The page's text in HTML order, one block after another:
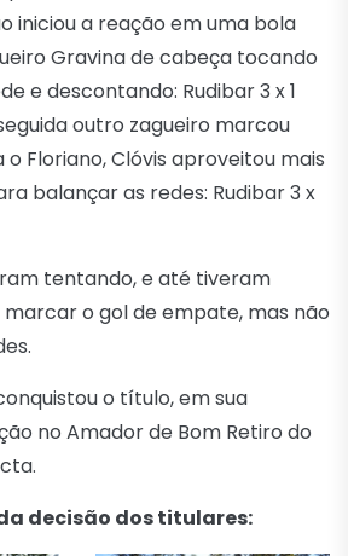
iniciou a reação em uma bola
Gravina de cabeça tocando
e descontando: Rudibar 3 x 1
outro zagueiro marcou
Floriano, Clóvis aproveitou mais
balançar as redes: Rudibar 3 x
tentando, e até tiveram
o gol de empate, mas não
o título, em sua
no Amador de Bom Retiro do
decisão dos titulares: